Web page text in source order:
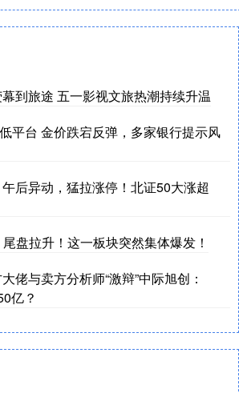
到旅途 五一影视文旅热潮持续升温
平台 金价跌宕反弹，多家银行提示风
后异动，猛拉涨停！北证50大涨超
盘拉升！这一板块突然集体爆发！
佬与卖方分析师“激辩”中际旭创：
亿？